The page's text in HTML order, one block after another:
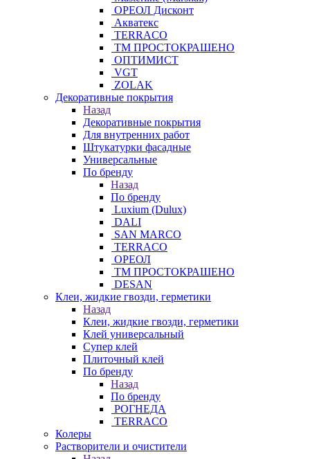
ОРЕОЛ Дисконт
Акватекс
TERRACO
ТМ ПРОСТОКРАШЕНО
ОПТИМИСТ
VGT
ZOLAK
Декоративные покрытия
Назад
Декоративные покрытия
Для внутренних работ
Штукатурки фасадные
Универсальные
По бренду
Назад
По бренду
Luxium (Dulux)
DALI
SAN MARCO
TERRACO
ОРЕОЛ
ТМ ПРОСТОКРАШЕНО
DESAN
Клеи, жидкие гвозди, герметики
Назад
Клеи, жидкие гвозди, герметики
Клей универсальный
Супер клей
Плиточный клей
По бренду
Назад
По бренду
РОГНЕДА
TERRACO
Колеры
Растворители и очистители